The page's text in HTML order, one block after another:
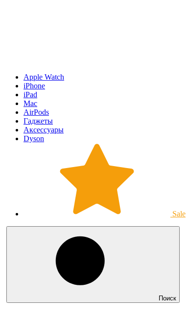
Apple Watch
iPhone
iPad
Mac
AirPods
Гаджеты
Аксессуары
Dyson
Sale
Поиск